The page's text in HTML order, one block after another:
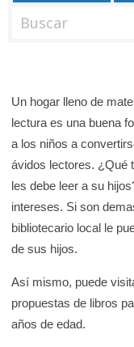
a
r
e
n
l
a
b
i
b
l
i
Un hogar lleno de
lectura es una buena
a los niños a
ávidos lectores. ¿Qué
les debe leer a su
intereses. Si son
bibliotecario local le
de sus hijos.
Así mismo, puede
propuestas de libros
años de edad.